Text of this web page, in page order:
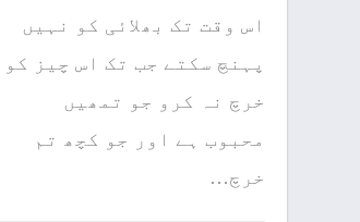
اس وقت تک بھلائی کو نہیں
پہنچ سکتے جب تک اس چیز کو
خرچ نہ کرو جو تمھیں
محبوب ہے اور جو کچھ تم
خرچ…